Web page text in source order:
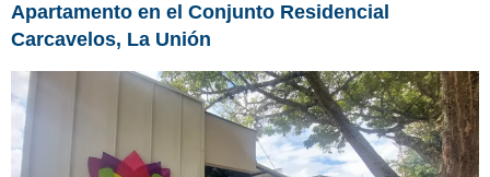
Apartamento en el Conjunto Residencial
Carcavelos, La Unión